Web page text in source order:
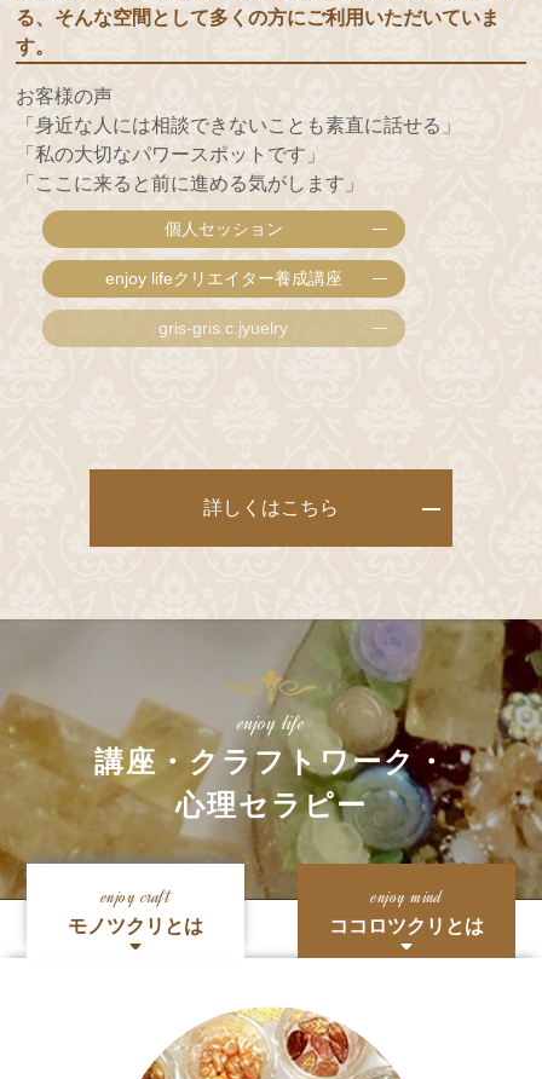
る、そんな空間として多くの方にご利用いただいていま
す。
お客様の声
「身近な人には相談できないことも素直に話せる」
「私の大切なパワースポットです」
「ここに来ると前に進める気がします」
個人セッション
enjoy lifeクリエイター養成講座
gris-gris c.jyuelry
詳しくはこちら
enjoy life
講座・クラフトワーク・
心理セラピー
enjoy craft
モノツクリとは
enjoy mind
ココロツクリとは